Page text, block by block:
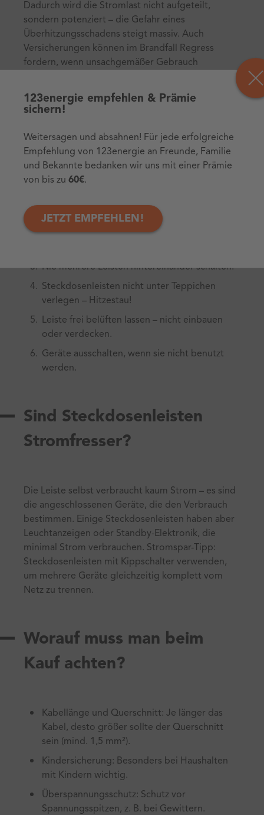
Dadurch wird die Stromlast nicht aufgeteilt,
sondern potenziert – die Gefahr eines
Überhitzungsschadens steigt massiv. Auch
Versicherungen können im Brandfall Regress
fordern, wenn unsachgemäßer Gebrauch
von Mehrfachsteckdosen
Ampere findest du auf dem Etikett der Leiste.
Nur hochwertige Steckdosenleisten kaufen
Nie mehrere Leisten hintereinander schalten.
Steckdosenleisten nicht unter Teppichen
verlegen – Hitzestau!
Leiste frei belüften lassen – nicht einbauen
oder verdecken.
Geräte ausschalten, wenn sie nicht benutzt
werden.
Sind Steckdosenleisten
Stromfresser?
Die Leiste selbst verbraucht kaum Strom – es sind
die angeschlossenen Geräte, die den Verbrauch
bestimmen. Einige Steckdosenleisten haben aber
Leuchtanzeigen oder Standby-Elektronik, die
minimal Strom verbrauchen. Stromspar-Tipp:
Steckdosenleisten mit Kippschalter verwenden,
um mehrere Geräte gleichzeitig komplett vom
Netz zu trennen.
Worauf muss man beim
Kauf achten?
Kabellänge und Querschnitt: Je länger das
Kabel, desto größer sollte der Querschnitt
sein (mind. 1,5 mm²).
Kindersicherung: Besonders bei Haushalten
mit Kindern wichtig.
Überspannungsschutz: Schutz vor
Spannungsspitzen, z. B. bei Gewittern.
123energie empfehlen & Prämie
sichern!
Weitersagen und absahnen! Für jede erfolgreiche
Empfehlung von 123energie an Freunde, Familie
und Bekannte bedanken wir uns mit einer Prämie
von bis zu 60€.
JETZT EMPFEHLEN!